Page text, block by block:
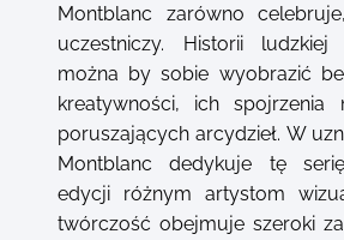
Montblanc zarówno
uczestniczy. Historii
można by sobie wyobrazić
kreatywności, ich
poruszających arcydzieł. W
Montblanc dedykuje tę
edycji różnym artystom
twórczość obejmuje szeroki